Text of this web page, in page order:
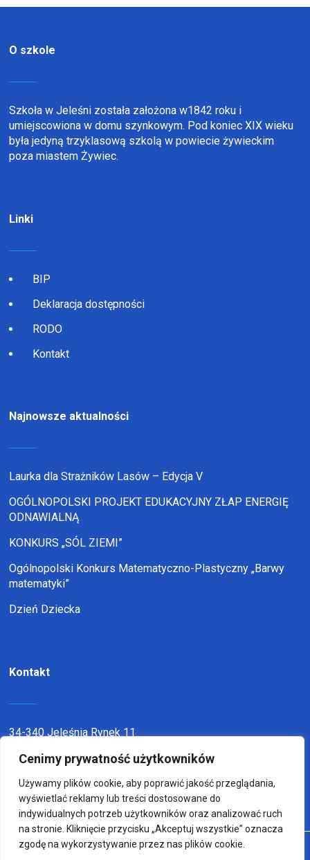
Cenimy prywatność użytkowników
Używamy plików cookie, aby poprawić jakość przeglądania,
wyświetlać reklamy lub treści dostosowane do
indywidualnych potrzeb użytkowników oraz analizować ruch
na stronie. Kliknięcie przycisku „Akceptuj wszystkie” oznacza
zgodę na wykorzystywanie przez nas plików cookie.
O szkole
Szkoła w Jeleśni została założona w1842 roku i
umiejscowiona w domu szynkowym. Pod koniec XIX wieku
była jedyną trzyklasową szkolą w powiecie żywieckim
poza miastem Żywiec.
Linki
BIP
Deklaracja dostępności
RODO
Kontakt
Najnowsze aktualności
Laurka dla Strażników Lasów – Edycja V
OGÓLNOPOLSKI PROJEKT EDUKACYJNY ZŁAP ENERGIĘ
ODNAWIALNĄ
KONKURS „SÓL ZIEMI”
Ogólnopolski Konkurs Matematyczno-Plastyczny „Barwy
matematyki”
Dzień Dziecka
Kontakt
34-340 Jeleśnia Rynek 11
telefon:338636116
email:sp1jel@op.pl